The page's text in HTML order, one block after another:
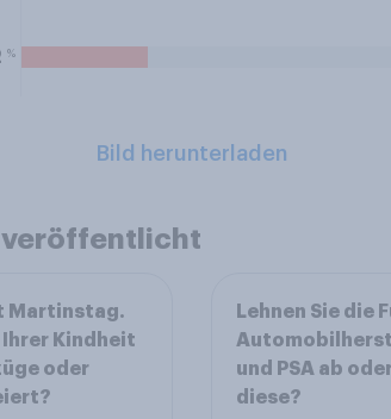
%
Bild herunterladen
veröffentlicht
Martinstag.
Ihrer Kindheit
oder
Lehnen Sie die
und PSA ab
diese?